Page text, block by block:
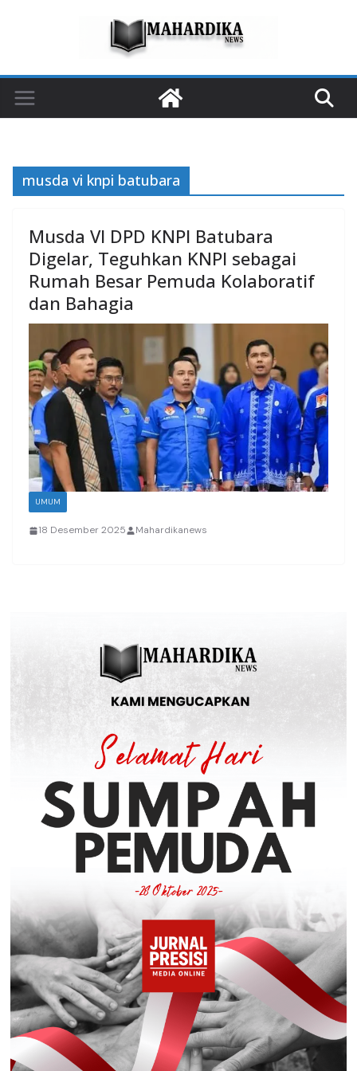
musda vi knpi batubara
Musda VI DPD KNPI Batubara
Digelar, Teguhkan KNPI sebagai
Rumah Besar Pemuda Kolaboratif
dan Bahagia
UMUM
18 Desember 2025 Mahardikanews